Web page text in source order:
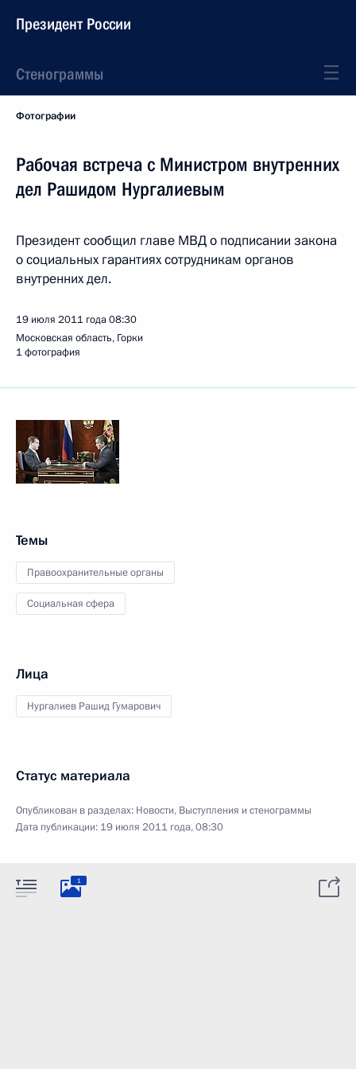
Президент России
Стенограммы
Фотографии
Рабочая встреча с Министром внутренних
дел Рашидом Нургалиевым
Президент сообщил главе МВД о подписании закона
о социальных гарантиях сотрудникам органов
внутренних дел.
19 июля 2011 года08:30
Московская область, Горки
1 фотография
Темы
Правоохранительные органы
Социальная сфера
Лица
Нургалиев Рашид Гумарович
Статус материала
Опубликован в разделах: Новости, Выступления и стенограммы
Дата публикации: 19 июля 2011 года, 08:30
1